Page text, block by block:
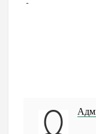
-